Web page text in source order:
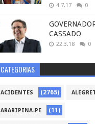
4.7.17 0
CASSADO
22.3.18 0
CATEGORIAS
ACIDENTES (2765)
ARARIPINA-PE (11)